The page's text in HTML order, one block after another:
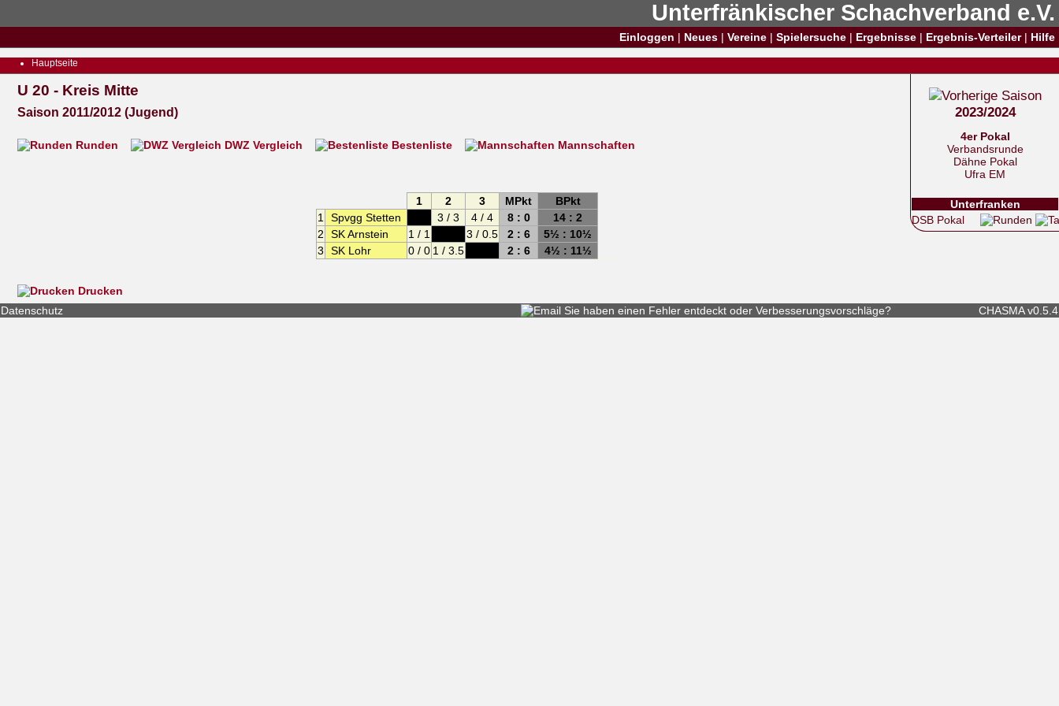
Unterfränkischer Schachverband e.V.
Einloggen | Neues | Vereine | Spielersuche | Ergebnisse | Ergebnis-Verteiler| Hilfe
Hauptseite
2023/2024
4er Pokal
Verbandsrunde
Dähne Pokal
Ufra EM
Unterfranken
DSB Pokal
U 20 - Kreis Mitte
Saison 2011/2012 (Jugend)
Runden DWZ Vergleich Bestenliste Mannschaften
1 2 3 MPkt
BPkt
1 Spvgg Stetten 3 /3 4 /4 8 : 0
14 : 2
2
SK Arnstein 1 / 1 3 /0.5 2 : 6
5½ : 10½
3
SK Lohr 0 /0 1 /3.5 2 : 6 4½ : 11½
Drucken
Datenschutz
Sie haben einen Fehler entdeckt oder Verbesserungsvorschläge? CHASMA v0.5.4